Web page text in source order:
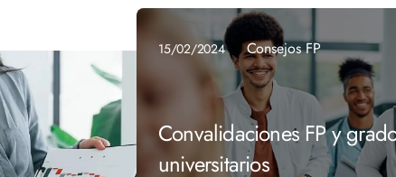
15/02/2024 Consejos FP
Convalidaciones FP y
universitarios